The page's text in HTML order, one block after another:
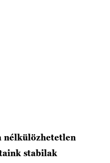
nélkülözhetetlen
stabilak